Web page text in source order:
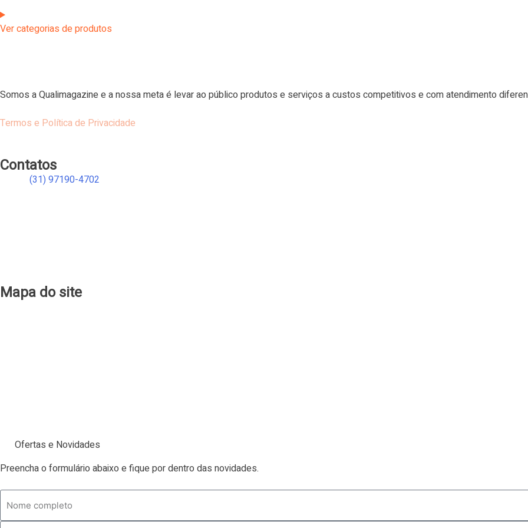
Ver categorias de produtos
Somos a Qualimagazine e a nossa meta é levar ao público produtos e serviços a custos competitivos e com atendimento
Termos e Política de Privacidade
Contatos
(31) 97190-4702
Mapa do site
Ofertas e Novidades
Preencha o formulário abaixo e fique por dentro das novidades.